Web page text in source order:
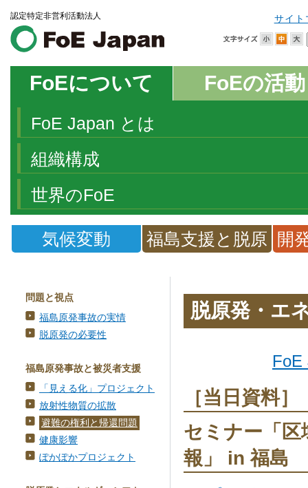
認定特定非営利活動法人 サイト
FoEについて FoEの活動
FoE Japan とは
組織構成
世界のFoE
気候変動
福島支援と脱原
開
問題と視点
福島原発事故の実情
脱原発の必要性
福島原発事故と被災者支援
「見える化」プロジェクト
放射性物質の拡散
避難の権利と帰還問題
健康影響
ぽかぽかプロジェクト
脱原発・エ
FoE
［当日資料］
セミナー「区
報」 in 福島